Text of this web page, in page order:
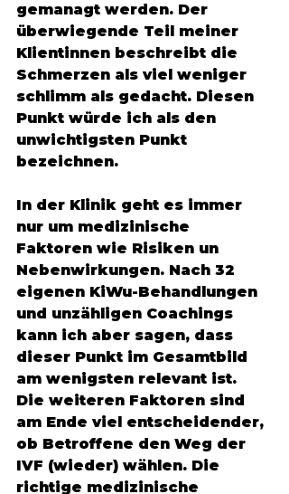
gemanagt werden. Der
überwiegende Teil meiner
Klientinnen beschreibt die
Schmerzen als viel weniger
schlimm als gedacht. Diesen
Punkt würde ich als den
unwichtigsten Punkt
bezeichnen.
In der Klinik geht es immer
nur um medizinische
Faktoren wie Risiken un
Nebenwirkungen. Nach 32
eigenen KiWu-Behandlungen
und unzähligen Coachings
kann ich aber sagen, dass
dieser Punkt im Gesamtbild
am wenigsten relevant ist.
Die weiteren Faktoren sind
am Ende viel entscheidender,
ob Betroffene den Weg der
IVF (wieder) wählen. Die
richtige medizinische